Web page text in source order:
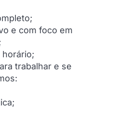
e com foco em
trabalhar e se